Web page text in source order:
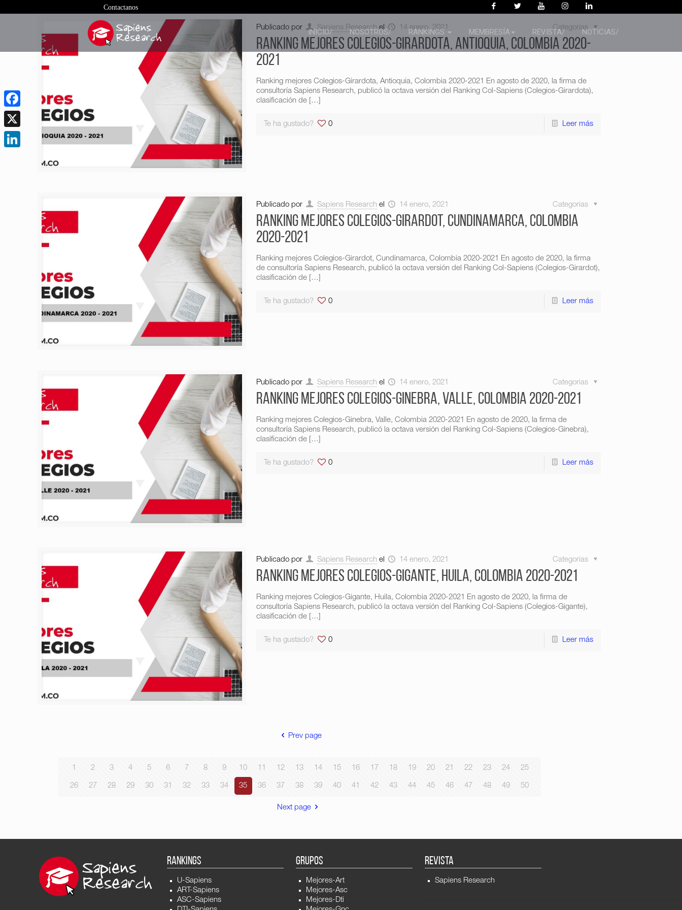
Contactanos
INICIO/ NOSOTROS/ RANKINGS MEMBRESÍA REVISTA/ NOTICIAS/
Publicado por Sapiens Research el 14 enero, 2021 Categorias
Ranking mejores Colegios-Girardota, Antioquia, Colombia 2020-
2021
Ranking mejores Colegios-Girardota, Antioquia, Colombia 2020-2021 En agosto de 2020, la firma de
consultoría Sapiens Research, publicó la octava versión del Ranking Col-Sapiens (Colegios-Girardota),
clasificación de[…]
Te ha gustado? 0 Leer más
Publicado por Sapiens Research el 14 enero, 2021 Categorias
Ranking mejores Colegios-Girardot, Cundinamarca, Colombia
2020-2021
Ranking mejores Colegios-Girardot, Cundinamarca, Colombia 2020-2021 En agosto de 2020, la firma
de consultoría Sapiens Research, publicó la octava versión del Ranking Col-Sapiens (Colegios-Girardot),
clasificación de[…]
Te ha gustado? 0 Leer más
Publicado por Sapiens Research el 14 enero, 2021 Categorias
Ranking mejores Colegios-Ginebra, Valle, Colombia 2020-2021
Ranking mejores Colegios-Ginebra, Valle, Colombia 2020-2021 En agosto de 2020, la firma de
consultoría Sapiens Research, publicó la octava versión del Ranking Col-Sapiens (Colegios-Ginebra),
clasificación de[…]
Te ha gustado? 0 Leer más
Publicado por Sapiens Research el 14 enero, 2021 Categorias
Ranking mejores Colegios-Gigante, Huila, Colombia 2020-2021
Ranking mejores Colegios-Gigante, Huila, Colombia 2020-2021 En agosto de 2020, la firma de
consultoría Sapiens Research, publicó la octava versión del Ranking Col-Sapiens (Colegios-Gigante),
clasificación de[…]
Te ha gustado? 0 Leer más
Prev page
1 2 3 4 5 6 7 8 9 10 11 12 13 14 15 16 17 18 19 20 21 22 23 24 25
26 27 28 29 30 31 32 33 34 35 36 37 38 39 40 41 42 43 44 45 46 47 48 49 50
Next page
RANKINGS
U-Sapiens
ART-Sapiens
ASC-Sapiens
GRUPOS
Mejores-Art
Mejores-Asc
Mejores-Dti
REVISTA
Sapiens Research
Facebook
X